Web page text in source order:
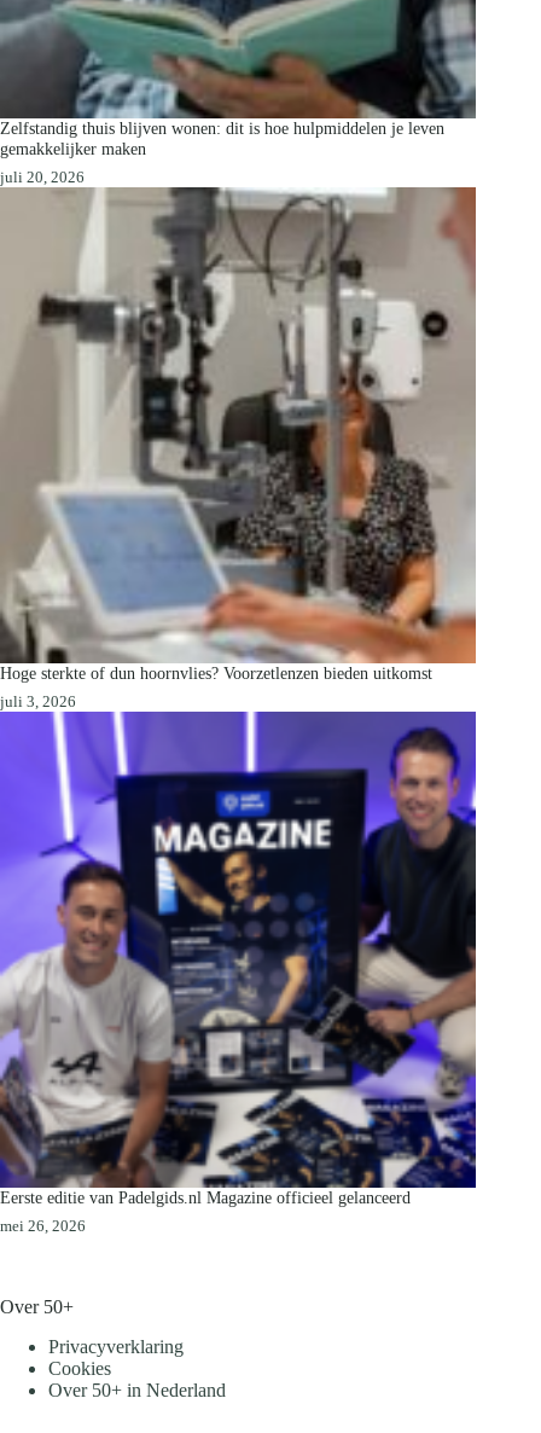
Zelfstandig thuis blijven wonen: dit is hoe hulpmiddelen je leven
gemakkelijker maken
juli 20, 2026
Hoge sterkte of dun hoornvlies? Voorzetlenzen bieden uitkomst
juli 3, 2026
Eerste editie van Padelgids.nl Magazine officieel gelanceerd
mei 26, 2026
Over 50+
Privacyverklaring
Cookies
Over 50+ in Nederland